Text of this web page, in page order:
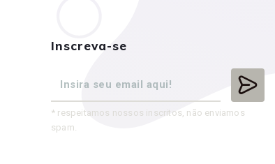
Inscreva-se
* respeitamos nossos inscritos, não enviamos
spam.